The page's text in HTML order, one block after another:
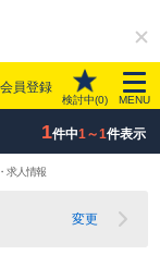
会員登録
検討中(0) MENU
1件中1～1件表示
求人情報
変更